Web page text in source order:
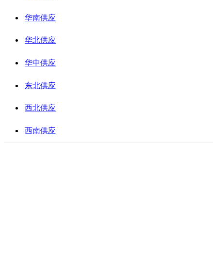
华南供应
华北供应
华中供应
东北供应
西北供应
西南供应